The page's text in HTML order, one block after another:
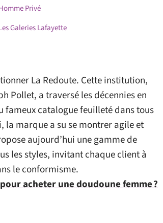
Privé
Galeries Lafayette
La Redoute. Cette institution,
Pollet, a traversé les décennies en
catalogue feuilleté dans tous
la marque a su se montrer agile et
aujourd’hui une gamme de
les styles, invitant chaque client à
le conformisme.
acheter une doudoune femme ?